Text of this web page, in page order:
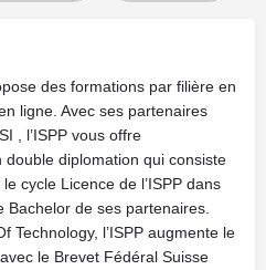
des formations par filière en
ligne. Avec ses partenaires
, l’ISPP vous offre
diplomation qui consiste
cycle Licence de l’ISPP dans
de ses partenaires.
Technology, l’ISPP augmente le
le Brevet Fédéral Suisse